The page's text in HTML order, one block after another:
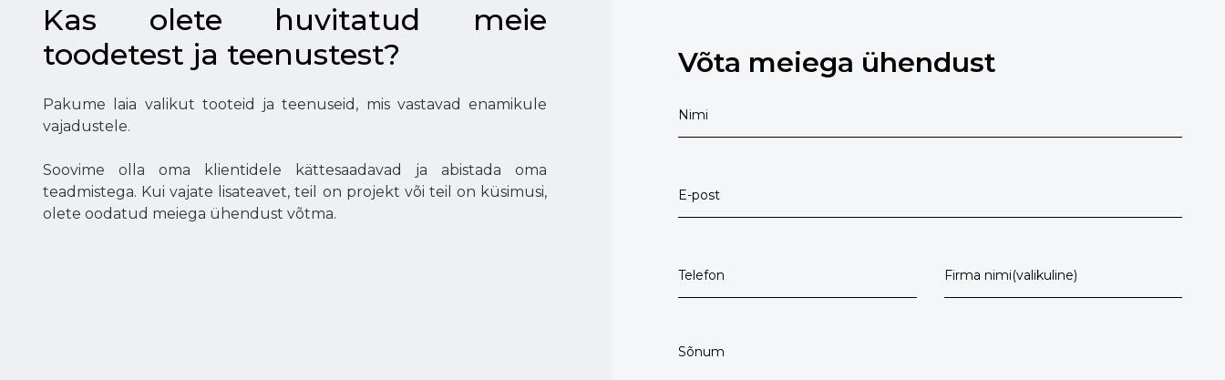
Kas olete huvitatud meie
toodetest ja teenustest?
Pakume laia valikut tooteid ja teenuseid, mis vastavad enamikule
vajadustele.
Soovime olla oma klientidele kättesaadavad ja abistada oma
teadmistega. Kui vajate lisateavet, teil on projekt või teil on küsimusi,
olete oodatud meiega ühendust võtma.
Võta meiega ühendust